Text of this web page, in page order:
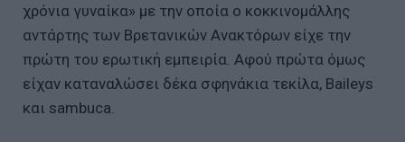
χρόνια γυναίκα» με την οποία ο κοκκινομάλλης
αντάρτης των Βρετανικών Ανακτόρων είχε την
πρώτη του ερωτική εμπειρία. Aφού πρώτα όμως
είχαν καταναλώσει δέκα σφηνάκια τεκίλα, Baileys
και sambuca.